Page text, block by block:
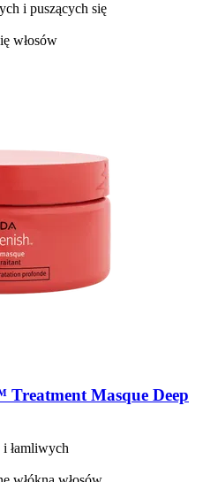
i puszących się
włosów
Masque Deep
łamliwych